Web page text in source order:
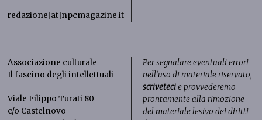
redazione[at]npcmagazine.it
Associazione culturale
Il fascino degli intellettuali
Viale Filippo Turati 80
c/o Castelnovo
Per segnalare eventuali errori
nell’uso di materiale riservato,
scrivetecie provvederemo
prontamente alla rimozione
del materiale lesivo dei diritti